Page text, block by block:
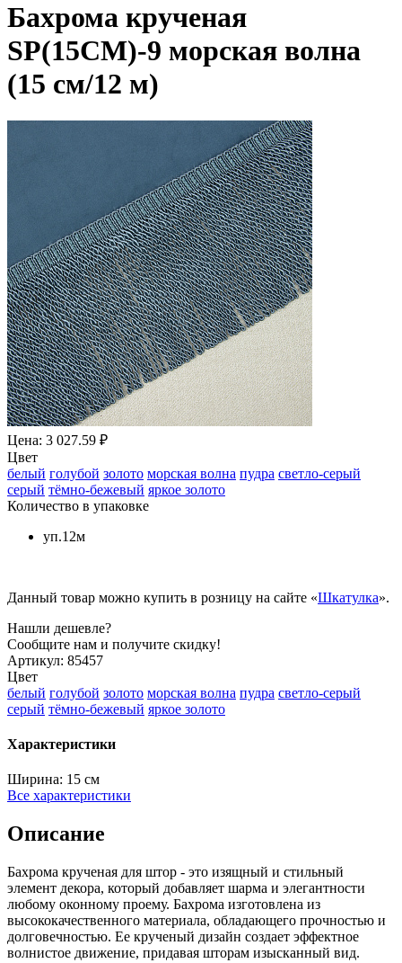
Бахрома крученая
SP(15CM)-9 морская волна
(15 см/12 м)
Цена: 3 027.59 ₽
Цвет
белый голубой золото морская волна пудра светло-серый
серый тёмно-бежевый яркое золото
Количество в упаковке
уп.12м
Данный товар можно купить в розницу на сайте «Шкатулка».
Нашли дешевле?
Сообщите нам и получите скидку!
Артикул: 85457
Цвет
белый голубой золото морская волна пудра светло-серый
серый тёмно-бежевый яркое золото
Характеристики
Ширина: 15 см
Все характеристики
Описание
Бахрома крученая для штор - это изящный и стильный
элемент декора, который добавляет шарма и элегантности
любому оконному проему. Бахрома изготовлена из
высококачественного материала, обладающего прочностью и
долговечностью. Ее крученый дизайн создает эффектное
волнистое движение, придавая шторам изысканный вид.